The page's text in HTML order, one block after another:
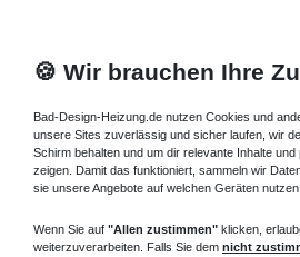
🍪 Wir brauchen Ihre
Bad-Design-Heizung.de nutzen Cookies und
unsere Sites zuverlässig und sicher laufen, wir
Schirm behalten und um dir relevante Inhalte
zeigen. Damit das funktioniert, sammeln wir
sie unsere Angebote auf welchen Geräten nutzen.
Wenn Sie auf "Allen zustimmen" klicken,
weiterzuverarbeiten. Falls Sie dem nicht